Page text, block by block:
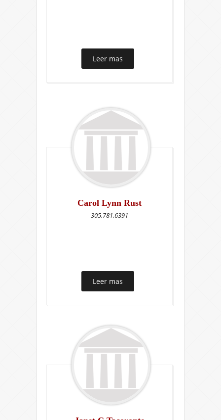
Leer mas
Carol Lynn Rust
305.781.6391
Leer mas